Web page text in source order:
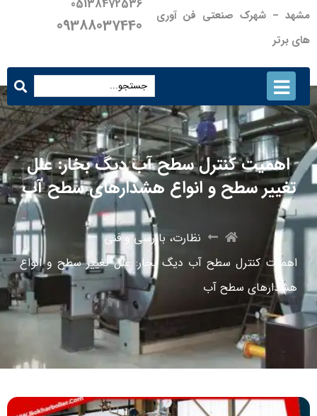
مشهد – شهرک صنعتی فن آوری
های برتر
05138472536
09388037440
اهمیت کنترل سطح آب دیگ بخار: علل
تغییر سطح و انواع هشدارهای سطح آب
نظارت، بازرسی و فنی
اهمیت کنترل سطح آب دیگ بخار: علل تغییر سطح و انواع
هشدارهای سطح آب